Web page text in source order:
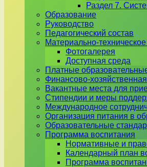
Раздел 7.
Образование
Руководство
Педагогический состав
Материально-
Фотогалерея
Доступная среда
Платные
Финансово-
Вакантные места для
Стипендии и меры
Международное
Организация питания в
Образовательные
Программа воспитания
Нормативные и
Календарный план
Программа